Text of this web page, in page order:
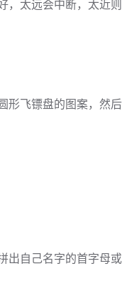
，太远会中断，太近则
形飞镖盘的图案，然后
出自己名字的首字母或